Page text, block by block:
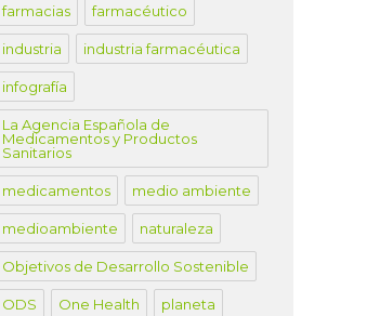
farmacias farmacéutico
industria industria farmacéutica
infografía
La Agencia Española de
Medicamentos y Productos
Sanitarios
medicamentos medio ambiente
medioambiente naturaleza
Objetivos de Desarrollo Sostenible
ODS One Health planeta